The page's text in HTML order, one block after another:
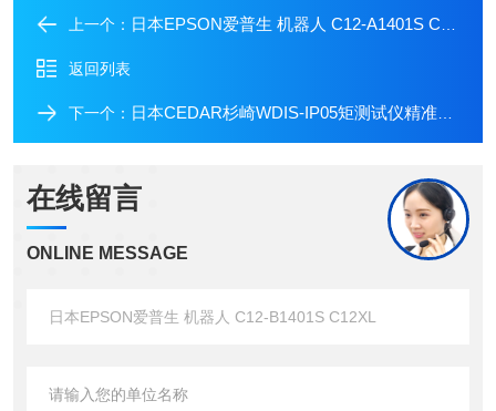
上一个： 日本EPSON爱普生 机器人 C12-A1401S C12XL
返回列表
下一个： 日本CEDAR杉崎WDIS-IP05矩测试仪精准测量
在线留言
ONLINE MESSAGE